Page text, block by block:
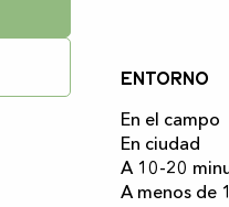
Entorno
Entorno
En el campo
En ciudad
A 10-20
A menos de